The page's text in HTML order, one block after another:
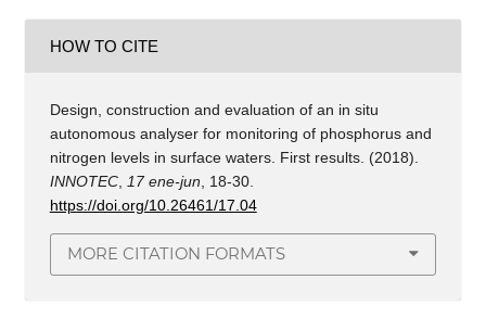
HOW TO CITE
Design, construction and evaluation of an in situ
autonomous analyser for monitoring of phosphorus and
nitrogen levels in surface waters. First results. (2018).
INNOTEC, 17 ene-jun , 18-30.
https://doi.org/10.26461/17.04
MORE CITATION FORMATS